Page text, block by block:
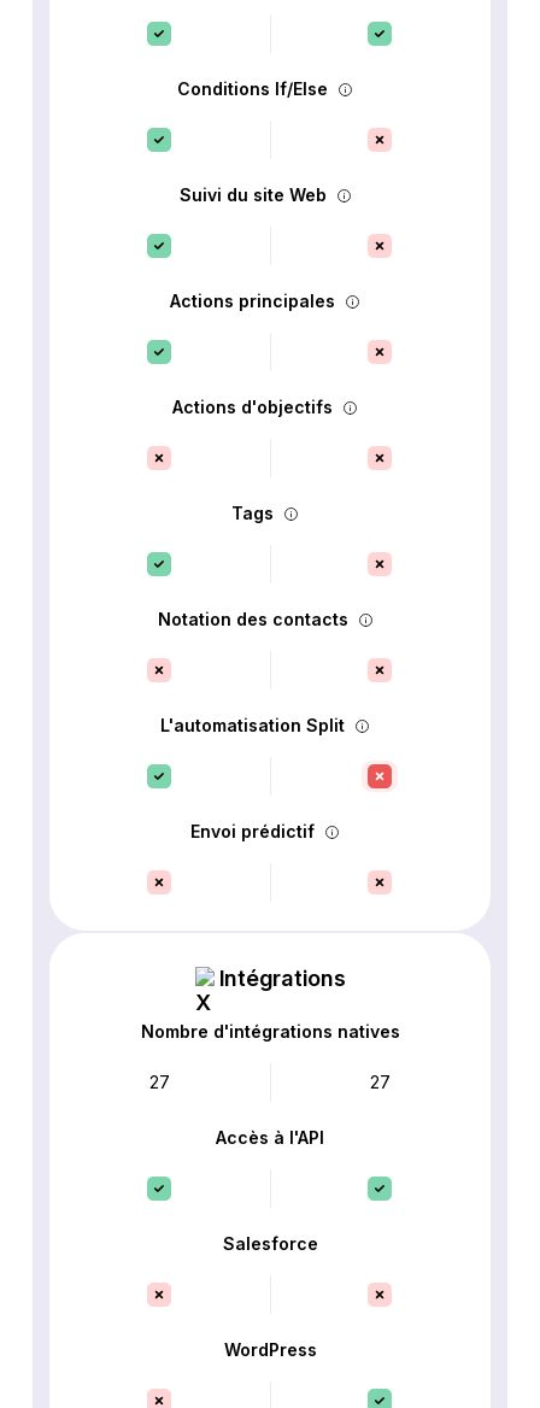
Conditions If/Else
Suivi du site Web
Actions principales
Actions d'objectifs
Tags
Notation des contacts
L'automatisation Split
Envoi prédictif
Intégrations
Nombre d'intégrations natives
27 27
Accès à l'API
Salesforce
WordPress